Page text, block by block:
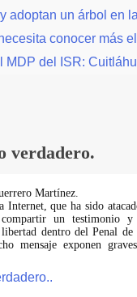
adoptan un árbol en
conocer más
MDP del ISR:
verdadero.
Martínez.
Internet, que ha sido
un testimonio y
dentro del Penal
mensaje exponen